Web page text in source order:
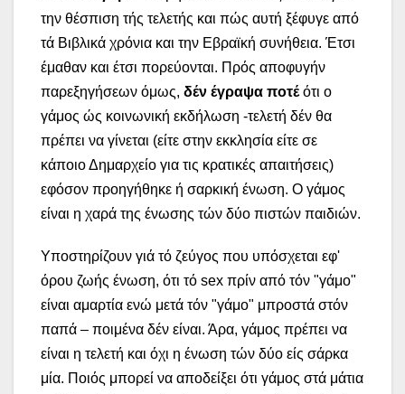
την θέσπιση τής τελετής και πώς αυτή ξέφυγε από
τά Βιβλικά χρόνια και την Εβραϊκή συνήθεια. Έτσι
έμαθαν και έτσι πορεύονται. Πρός αποφυγήν
παρεξηγήσεων όμως, δέν έγραψα ποτέότι ο
γάμος ώς κοινωνική εκδήλωση -τελετή δέν θα
πρέπει να γίνεται (είτε στην εκκλησία είτε σε
κάποιο Δημαρχείο για τις κρατικές απαιτήσεις)
εφόσον προηγήθηκε ή σαρκική ένωση. Ο γάμος
είναι η χαρά της ένωσης τών δύο πιστών παιδιών.
Υποστηρίζουν γιά τό ζεύγος που υπόσχεται εφ'
όρου ζωής ένωση, ότι τό sex πρίν από τόν "γάμο"
είναι αμαρτία ενώ μετά τόν "γάμο" μπροστά στόν
παπά – ποιμένα δέν είναι. Άρα, γάμος πρέπει να
είναι η τελετή και όχι η ένωση τών δύο είς σάρκα
μία. Ποιός μπορεί να αποδείξει ότι γάμος στά μάτια